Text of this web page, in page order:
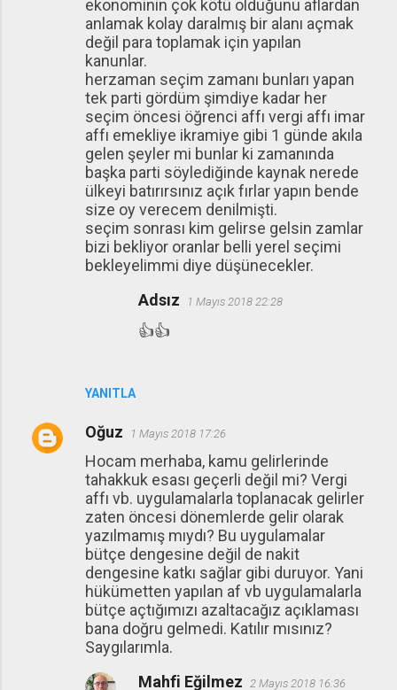
ekonominin çok kötü olduğunu aflardan
anlamak kolay daralmış bir alanı açmak
değil para toplamak için yapılan
kanunlar.
herzaman seçim zamanı bunları yapan
tek parti gördüm şimdiye kadar her
seçim öncesi öğrenci affı vergi affı imar
affı emekliye ikramiye gibi 1 günde akıla
gelen şeyler mi bunlar ki zamanında
başka parti söylediğinde kaynak nerede
ülkeyi batırırsınız açık fırlar yapın bende
size oy verecem denilmişti.
seçim sonrası kim gelirse gelsin zamlar
bizi bekliyor oranlar belli yerel seçimi
bekleyelimmi diye düşünecekler.
YANITLA
Adsız 1 Mayıs 2018 22:28
👍👍
Oğuz 1 Mayıs 2018 17:26
Hocam merhaba, kamu gelirlerinde
tahakkuk esası geçerli değil mi? Vergi
affı vb. uygulamalarla toplanacak gelirler
zaten öncesi dönemlerde gelir olarak
yazılmamış mıydı? Bu uygulamalar
bütçe dengesine değil de nakit
dengesine katkı sağlar gibi duruyor. Yani
hükümetten yapılan af vb uygulamalarla
bütçe açtığımızı azaltacağız açıklaması
bana doğru gelmedi. Katılır mısınız?
Saygılarımla.
Mahfi Eğilmez 2 Mayıs 2018 16:36